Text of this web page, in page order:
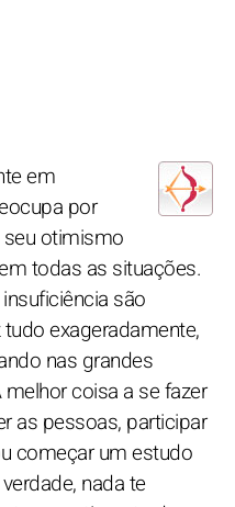
em
por
otimismo
todas as situações.
são
exageradamente,
nas grandes
coisa a se fazer
as pessoas, participar
começar um estudo
nada te